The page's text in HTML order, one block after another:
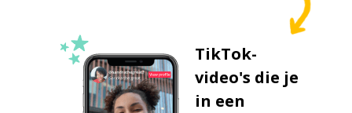
TikTok-
video's die je
in een